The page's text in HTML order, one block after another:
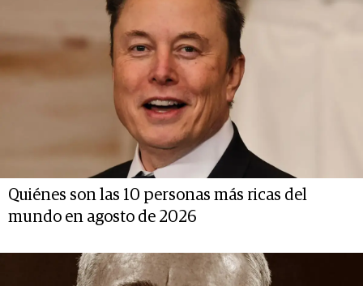
Quiénes son las 10 personas más ricas del
mundo en agosto de 2026